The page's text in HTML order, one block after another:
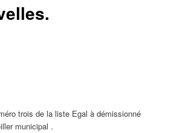
trois de la liste Egal à démissionné
municipal .